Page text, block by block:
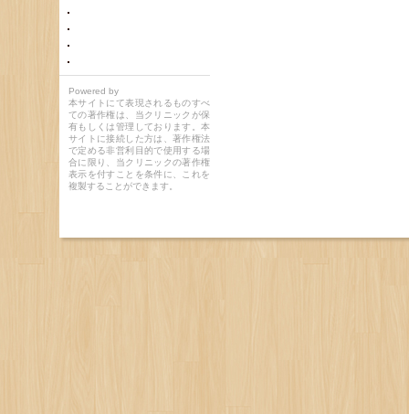
Powered by
本サイトにて表現されるものすべ
ての著作権は、当クリニックが保
有もしくは管理しております。本
サイトに接続した方は、著作権法
で定める非営利目的で使用する場
合に限り、当クリニックの著作権
表示を付すことを条件に、これを
複製することができます。